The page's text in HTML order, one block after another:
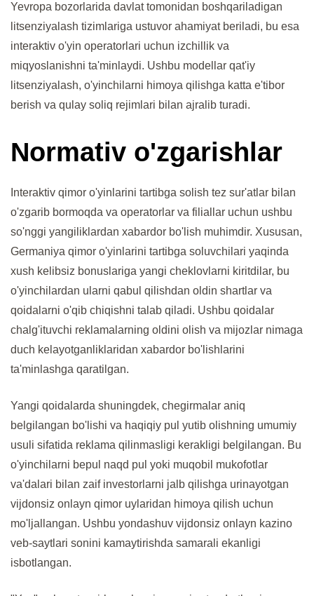
Yevropa bozorlarida davlat tomonidan boshqariladigan
litsenziyalash tizimlariga ustuvor ahamiyat beriladi, bu esa
interaktiv o'yin operatorlari uchun izchillik va
miqyoslanishni ta'minlaydi. Ushbu modellar qat'iy
litsenziyalash, o'yinchilarni himoya qilishga katta e'tibor
berish va qulay soliq rejimlari bilan ajralib turadi.
Normativ o'zgarishlar
Interaktiv qimor o'yinlarini tartibga solish tez sur'atlar bilan
o'zgarib bormoqda va operatorlar va filiallar uchun ushbu
so'nggi yangiliklardan xabardor bo'lish muhimdir. Xususan,
Germaniya qimor o'yinlarini tartibga soluvchilari yaqinda
xush kelibsiz bonuslariga yangi cheklovlarni kiritdilar, bu
o'yinchilardan ularni qabul qilishdan oldin shartlar va
qoidalarni o'qib chiqishni talab qiladi. Ushbu qoidalar
chalg'ituvchi reklamalarning oldini olish va mijozlar nimaga
duch kelayotganliklaridan xabardor bo'lishlarini
ta'minlashga qaratilgan.
Yangi qoidalarda shuningdek, chegirmalar aniq
belgilangan bo'lishi va haqiqiy pul yutib olishning umumiy
usuli sifatida reklama qilinmasligi kerakligi belgilangan. Bu
o'yinchilarni bepul naqd pul yoki muqobil mukofotlar
va'dalari bilan zaif investorlarni jalb qilishga urinayotgan
vijdonsiz onlayn qimor uylaridan himoya qilish uchun
mo'ljallangan. Ushbu yondashuv vijdonsiz onlayn kazino
veb-saytlari sonini kamaytirishda samarali ekanligi
isbotlangan.